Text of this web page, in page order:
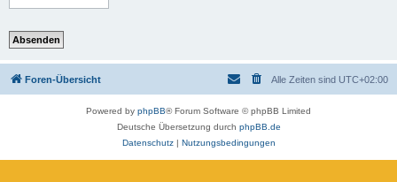
Foren-Übersicht Alle Zeiten sind UTC+02:00
Powered by phpBB® Forum Software © phpBB Limited
Deutsche Übersetzung durch phpBB.de
Datenschutz| Nutzungsbedingungen